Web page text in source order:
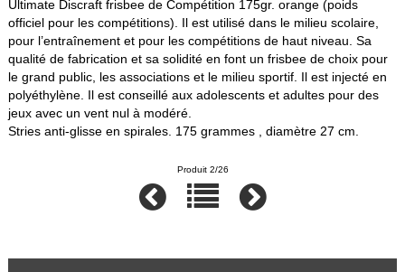
Ultimate Discraft frisbee de Compétition 175gr. orange (poids
officiel pour les compétitions). Il est utilisé dans le milieu scolaire,
pour l’entraînement et pour les compétitions de haut niveau. Sa
qualité de fabrication et sa solidité en font un frisbee de choix pour
le grand public, les associations et le milieu sportif. Il est injecté en
polyéthylène. Il est conseillé aux adolescents et adultes pour des
jeux avec un vent nul à modéré.
Stries anti-glisse en spirales. 175 grammes , diamètre 27 cm.
Produit 2/26